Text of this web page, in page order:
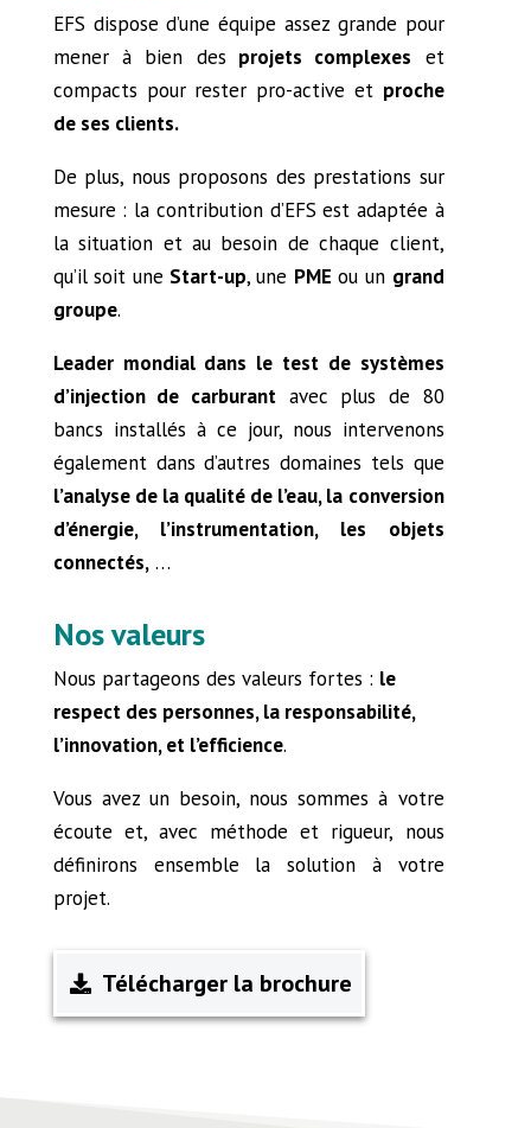
EFS dispose d’une équipe assez grande pour
mener à bien des projets complexes et
compacts pour rester pro-active et proche
de ses clients.
De plus, nous proposons des prestations sur
mesure : la contribution d’EFS est adaptée à
la situation et au besoin de chaque client,
qu’il soit une Start-up, une PME ou un grand
groupe.
Leader mondial dans le test de systèmes
d’injection de carburant avec plus de 80
bancs installés à ce jour, nous intervenons
également dans d’autres domaines tels que
l’analyse de la qualité de l’eau, la conversion
d’énergie, l’instrumentation, les objets
connectés,…
Nos valeurs
Nous partageons des valeurs fortes : le
respect des personnes, la responsabilité,
l’innovation, et l’efficience.
Vous avez un besoin, nous sommes à votre
écoute et, avec méthode et rigueur, nous
définirons ensemble la solution à votre
projet.
Télécharger la brochure